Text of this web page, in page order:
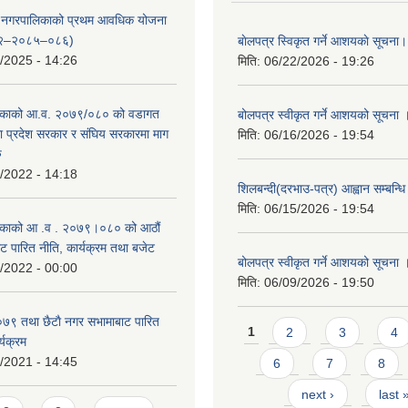
नगरपालिकाको प्रथम आवधिक योजना
2025 - 14:26
आ.व. २०७९/०८० को वडागत
प्रदेश सरकार र संघिय सरकारमा माग
2022 - 14:18
आ‍ .व . २०७९।०८० को आठौं
पारित नीति, कार्यक्रम तथा बजेट
2022 - 00:00
तथा छैटाै नगर सभामाबाट पारित
2021 - 14:45
बाेलपत्र स्विकृत गर्ने आशयकाे सूचना।
मिति: 06/22/2026 - 19:26
बोलपत्र स्वीकृत गर्ने आशयको सूचना
मिति: 06/16/2026 - 19:54
शिलबन्दी(दरभाउ-पत्र) आह्वान
मिति: 06/15/2026 - 19:54
बोलपत्र स्वीकृत गर्ने आशयको सूचना
मिति: 06/09/2026 - 19:50
Pages
1 2 3 4
6 7 8
next › last